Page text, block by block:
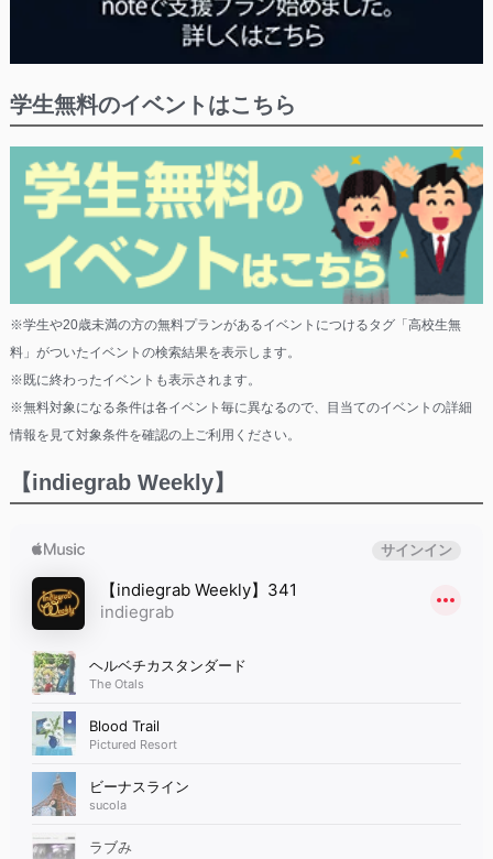
学生無料のイベントはこちら
※学生や20歳未満の方の無料プランがあるイベントにつけるタグ「高校生無
料」がついたイベントの検索結果を表示します。
※既に終わったイベントも表示されます。
※無料対象になる条件は各イベント毎に異なるので、目当てのイベントの詳細
情報を見て対象条件を確認の上ご利用ください。
【indiegrab Weekly】